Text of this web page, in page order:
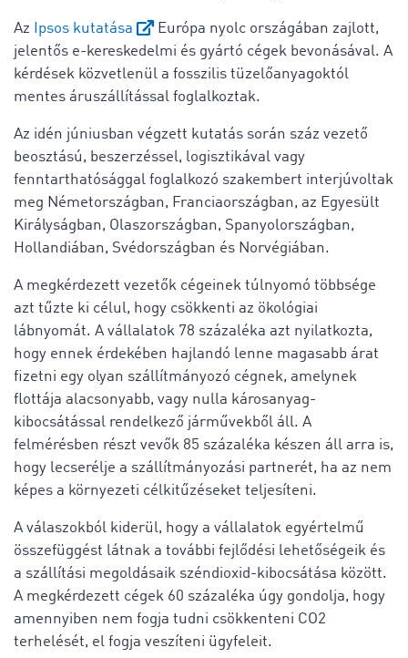
Az Ipsos kutatása
Európa nyolc országában zajlott,
jelentős e-kereskedelmi és gyártó cégek bevonásával. A
kérdések közvetlenül a fosszilis tüzelőanyagoktól
mentes áruszállítással foglalkoztak.
Az idén júniusban végzett kutatás során száz vezető
beosztású, beszerzéssel, logisztikával vagy
fenntarthatósággal foglalkozó szakembert interjúvoltak
meg Németországban, Franciaországban, az Egyesült
Királyságban, Olaszországban, Spanyolországban,
Hollandiában, Svédországban és Norvégiában.
A megkérdezett vezetők cégeinek túlnyomó többsége
azt tűzte ki célul, hogy csökkenti az ökológiai
lábnyomát. A vállalatok 78 százaléka azt nyilatkozta,
hogy ennek érdekében hajlandó lenne magasabb árat
fizetni egy olyan szállítmányozó cégnek, amelynek
flottája alacsonyabb, vagy nulla károsanyag-
kibocsátással rendelkező járművekből áll. A
felmérésben részt vevők 85 százaléka készen áll arra is,
hogy lecserélje a szállítmányozási partnerét, ha az nem
képes a környezeti célkitűzéseket teljesíteni.
A válaszokból kiderül, hogy a vállalatok egyértelmű
összefüggést látnak a további fejlődési lehetőségeik és
a szállítási megoldásaik széndioxid-kibocsátása között.
A megkérdezett cégek 60 százaléka úgy gondolja, hogy
amennyiben nem fogja tudni csökkenteni CO2
terhelését, el fogja veszíteni ügyfeleit.